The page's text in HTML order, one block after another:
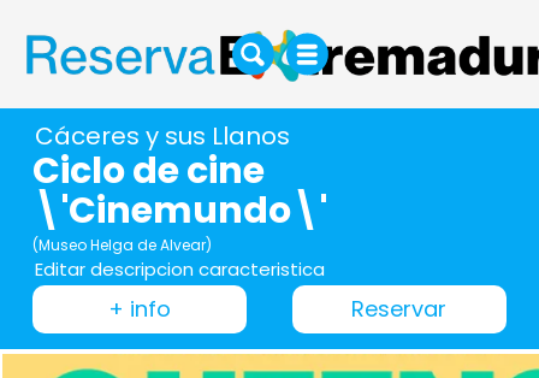
Cáceres y sus Llanos
Ciclo de cine
\'Cinemundo\'
(Museo Helga de Alvear)
Editar descripcion caracteristica
+ info Reservar